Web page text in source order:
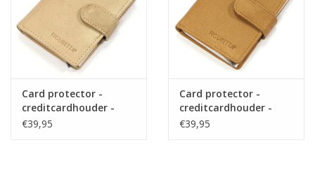
Card protector -
creditcardhouder -
regular nappa beige -
€39,95
Card protector -
creditcardhouder -
regular nappa cognac
€39,95